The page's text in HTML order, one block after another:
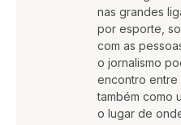
nas grandes
por esporte,
com as
o jornalismo
encontro entre
também como
o lugar de